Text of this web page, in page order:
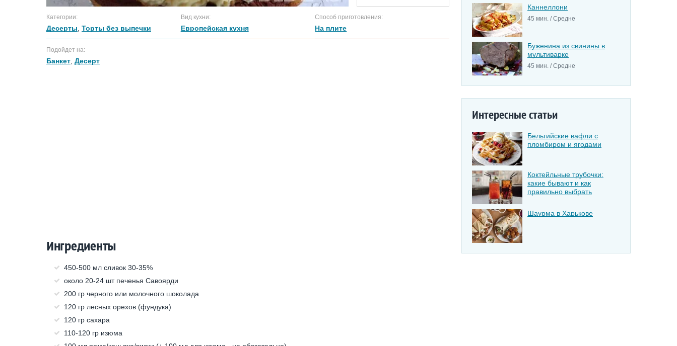
Категории:
Десерты Торты без выпечки
Вид кухни:
Европейская кухня
Способ приготовления:
На плите
Подойдет на:
Банкет Десерт
Ингредиенты
450-500 мл сливок 30-35%
около 20-24 шт печенья Савоярди
200 гр черного или молочного шоколада
120 гр лесных орехов (фундука)
120 гр сахара
110-120 гр изюма
Каннеллони
45 мин. / Средне
Буженина из свинины в
мультиварке
45 мин. / Средне
Интересные статьи
Бельгийские вафли с
пломбиром и ягодами
Коктейльные трубочки:
какие бывают и как
правильно выбрать
Шаурма в Харькове